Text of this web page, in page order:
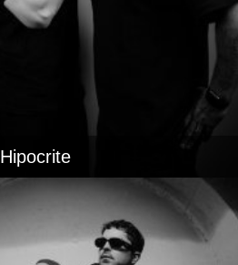
Hipocrite